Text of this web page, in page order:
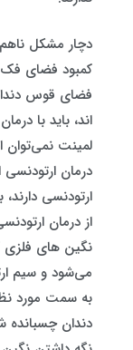
دچار مشکل ناهم
کمبود فضای فک
فضای قوس
اند، باید با
لمینت
درمان
ارتودنسی
از درمان
نگین های
می‌شود و سیم
به سمت مورد
دندان